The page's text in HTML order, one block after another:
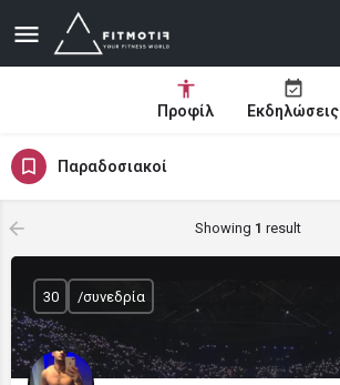
Προφίλ Εκδηλώσεις
Παραδοσιακοί
Showing 1 result
30 /συνεδρία